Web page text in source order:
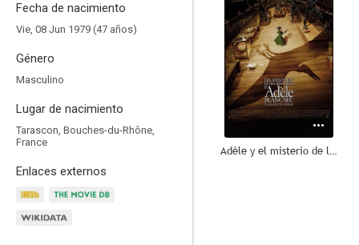
Fecha de nacimiento
Vie, 08 Jun 1979 (47 años)
Género
Masculino
Lugar de nacimiento
Tarascon, Bouches-du-Rhône,
France
Enlaces externos
Adèle y el misterio de la momia